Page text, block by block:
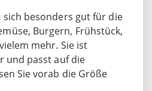
sich besonders gut für die
Burgern, Frühstück,
mehr. Sie ist
und passt auf die
Sie vorab die Größe